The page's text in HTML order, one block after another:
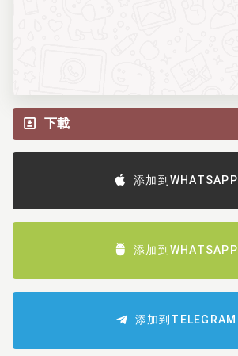
下載
添加到WHATSAPP
添加到WHATSAPP
添加到TELEGRAM